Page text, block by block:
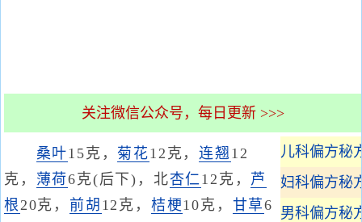
关注微信公众号，每日更新 >>>
儿科偏方秘
妇科偏方秘
男科偏方秘
桑叶15克， 菊花12克，连翘12
克， 薄荷6克(后下)，北杏仁12克， 芦
根20克， 前胡 12克， 桔梗10克， 甘草6